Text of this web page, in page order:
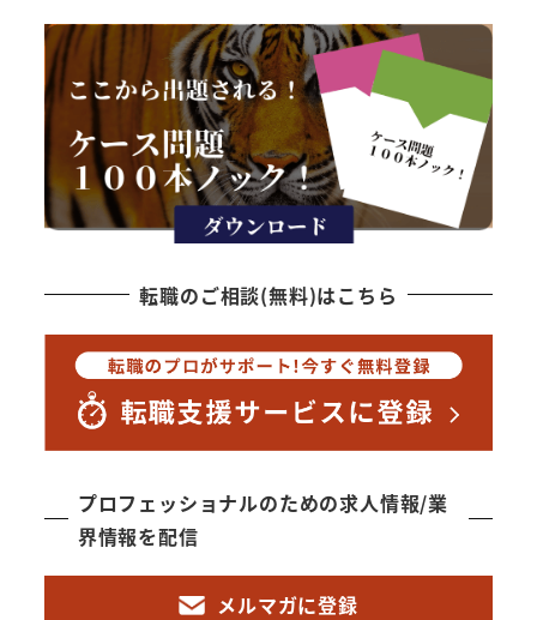
転職のご相談(無料)はこちら
プロフェッショナルのための求人情報/業
界情報を配信
メルマガに登録